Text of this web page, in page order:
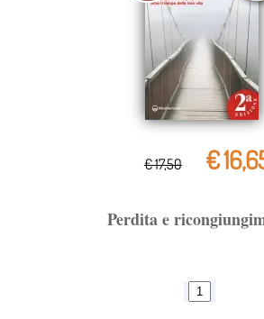
€ 17,50 €
Perdita e